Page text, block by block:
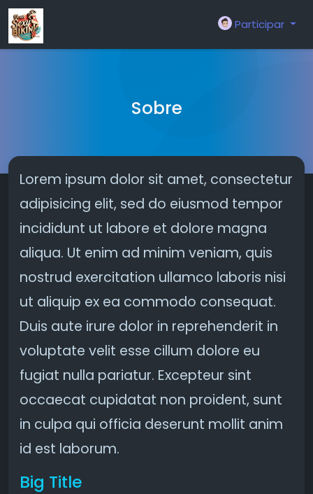
Participar
Sobre
Lorem ipsum dolor sit amet, consectetur
adipisicing elit, sed do eiusmod tempor
incididunt ut labore et dolore magna
aliqua. Ut enim ad minim veniam, quis
nostrud exercitation ullamco laboris nisi
ut aliquip ex ea commodo consequat.
Duis aute irure dolor in reprehenderit in
voluptate velit esse cillum dolore eu
fugiat nulla pariatur. Excepteur sint
occaecat cupidatat non proident, sunt
in culpa qui officia deserunt mollit anim
id est laborum.
Big Title